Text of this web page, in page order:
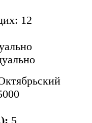
12
5